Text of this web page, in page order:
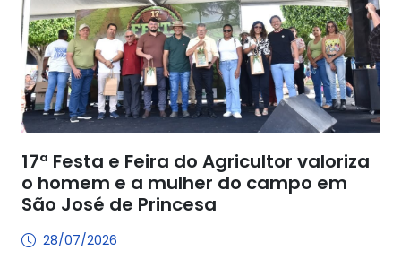
17ª Festa e Feira do Agricultor valoriza
o homem e a mulher do campo em
São José de Princesa
28/07/2026